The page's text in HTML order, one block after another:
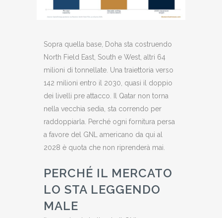
Sopra quella base, Doha sta costruendo
North Field East, South e West, altri 64
milioni di tonnellate. Una traiettoria verso
142 milioni entro il 2030, quasi il doppio
dei livelli pre attacco. Il Qatar non torna
nella vecchia sedia, sta correndo per
raddoppiarla. Perché ogni fornitura persa
a favore del GNL americano da qui al
2028 è quota che non riprenderà mai.
PERCHÉ IL MERCATO
LO STA LEGGENDO
MALE